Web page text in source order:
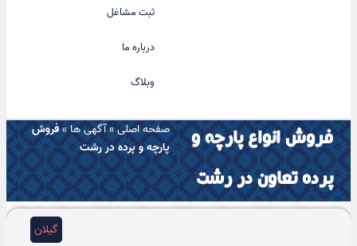
ثبت مشاغل
درباره ما
وبلاگ
فروش انواع پارچه و
پرده تعاون در رشت
صفحه اصلی»آگهی ها»فروش
پارچه و پرده در رشت
گیلان